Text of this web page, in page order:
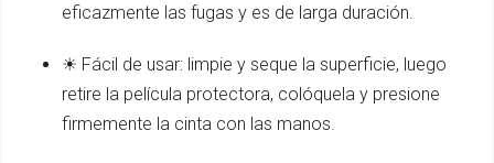
eficazmente las fugas y es de larga duración.
☀ Fácil de usar: limpie y seque la superficie, luego
retire la película protectora, colóquela y presione
firmemente la cinta con las manos.